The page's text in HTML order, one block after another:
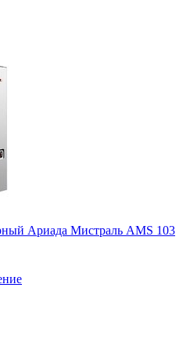
Ариада Мистраль AMS 103